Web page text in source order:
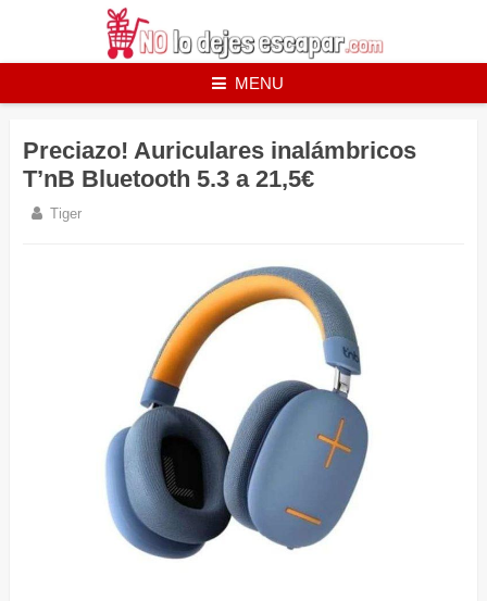
MENU
Preciazo! Auriculares inalámbricos
T’nB Bluetooth 5.3 a 21,5€
Tiger